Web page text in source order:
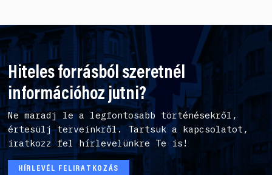
Hiteles forrásból szeretnél
információhoz jutni?
Ne maradj le a legfontosabb történésekről,
értesülj terveinkről. Tartsuk a kapcsolatot,
iratkozz fel hírlevelünkre Te is!
HÍRLEVÉL FELIRATKOZÁS